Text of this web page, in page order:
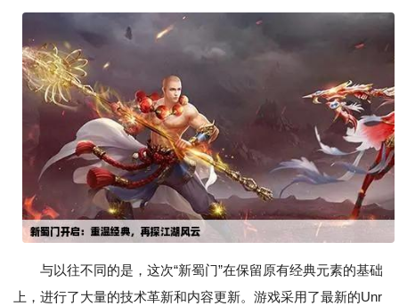
与以往不同的是，这次“新蜀门”在保留原有经典元素的基础
上，进行了大量的技术革新和内容更新。游戏采用了最新的Unr